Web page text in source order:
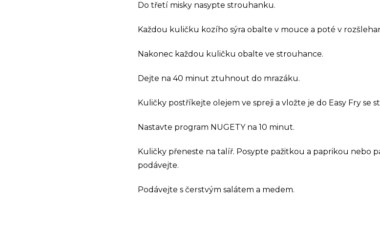
Do třetí misky nasypte strouhanku.
Každou kuličku kozího sýra obalte v mouce a poté v
Nakonec každou kuličku obalte ve strouhance.
Dejte na 40 minut ztuhnout do mrazáku.
Kuličky postříkejte olejem ve spreji a vložte je do Easy Fry se
Nastavte program NUGETY na 10 minut.
Kuličky přeneste na talíř. Posypte pažitkou a paprikou nebo
podávejte.
Podávejte s čerstvým salátem a medem.